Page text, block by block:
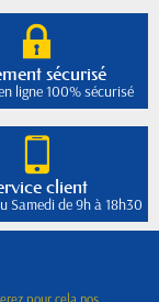
sécurisé
ligne 100% sécurisé
client
Samedi de 9h à 18h30